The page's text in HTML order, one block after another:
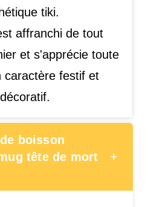
tiki.
affranchi de tout
et s'apprécie toute
caractère festif et
boisson
tête de mort
+